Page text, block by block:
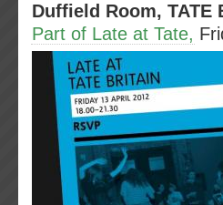
Duffield Room, TATE
Part of Late at Tate,